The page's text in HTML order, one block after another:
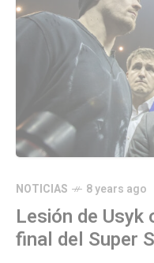
NOTICIAS 8 years ago
Lesión de Usyk
final del Super